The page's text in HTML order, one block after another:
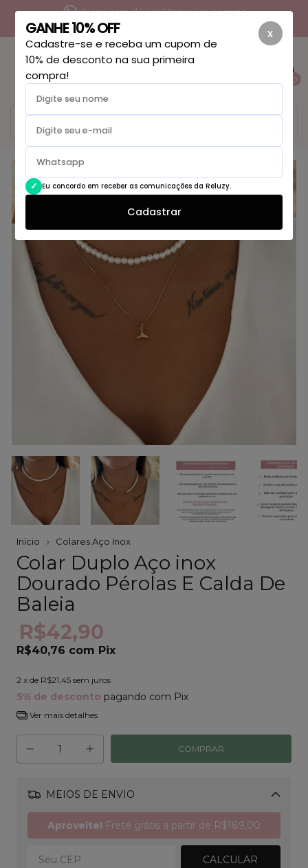
Ficou com dúvida? Entre em contato
0
Início Colares Aço Inox
Colar Duplo Aço inox
Dourado Pérolas E Calda De
Baleia
R$42,90
R$40,76 com Pix
2 x de R$21,45 sem juros
5% de desconto pagando com Pix
Ver mais detalhes
MEIOS DE ENVIO
Aproveite! Frete grátis a partir de R$189,00
CALCULAR
x
GANHE 10% OFF
Cadastre-se e receba um cupom de
10% de desconto na sua primeira
compra!
Eu concordo em receber as comunicações da Reluzy.
Cadastrar